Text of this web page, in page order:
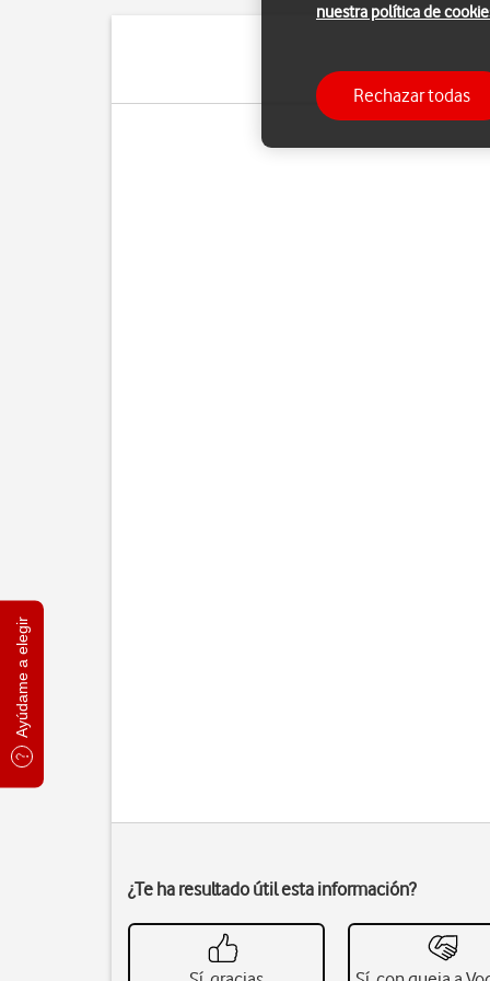
Ayúdame a elegir
Si ya no
¿Te ha resultado útil esta información?
nuestra política de
Rechazar todas